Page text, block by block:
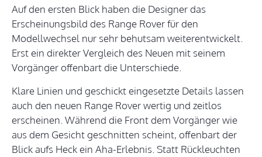
Auf den ersten Blick haben die Designer das
Erscheinungsbild des Range Rover für den
Modellwechsel nur sehr behutsam weiterentwickelt.
Erst ein direkter Vergleich des Neuen mit seinem
Vorgänger offenbart die Unterschiede.
Klare Linien und geschickt eingesetzte Details lassen
auch den neuen Range Rover wertig und zeitlos
erscheinen. Während die Front dem Vorgänger wie
aus dem Gesicht geschnitten scheint, offenbart der
Blick aufs Heck ein Aha-Erlebnis. Statt Rückleuchten